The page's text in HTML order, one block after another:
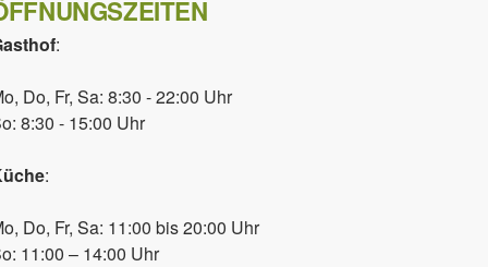
:
Do, Fr, Sa: 8:30 - 22:00 Uhr
8:30 - 15:00 Uhr
:
Do, Fr, Sa: 11:00 bis 20:00 Uhr
11:00 – 14:00 Uhr